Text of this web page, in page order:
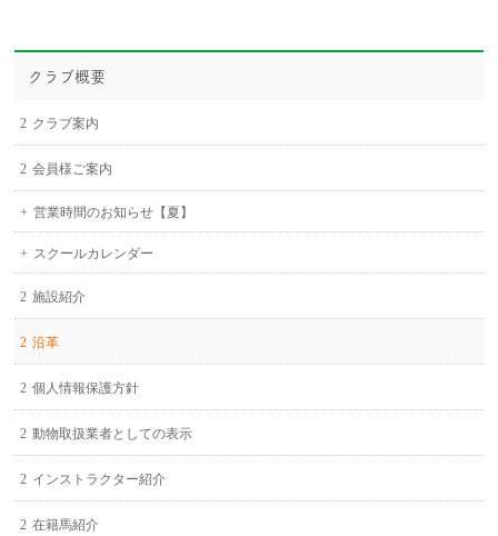
クラブ概要
クラブ案内
会員様ご案内
営業時間のお知らせ【夏】
スクールカレンダー
施設紹介
沿革
個人情報保護方針
動物取扱業者としての表示
インストラクター紹介
在籍馬紹介